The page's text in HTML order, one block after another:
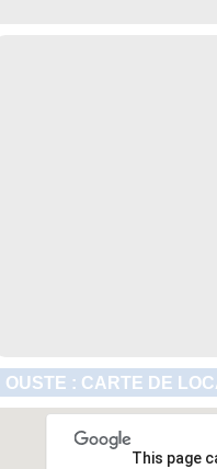
OUSTE : CARTE DE
This page